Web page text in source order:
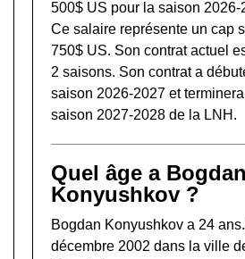
500$ US pour la saison 2026-
Ce salaire représente un cap
750$ US. Son contrat actuel
2 saisons. Son contrat a
saison 2026-2027 et
saison 2027-2028 de la LNH.
Quel âge a Bogdan
Konyushkov ?
Bogdan Konyushkov a 24
décembre 2002 dans la ville